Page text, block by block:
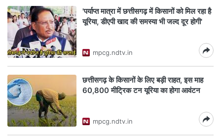
'पर्याप्त मात्रा में छत्तीसगढ़ में किसानों को मिल रहा है
यूरिया, डीएपी खाद की समस्या भी जल्द दूर होगी'
mpcg.ndtv.in
छत्तीसगढ़ के किसानों के लिए बड़ी राहत, इस माह
60,800 मीट्रिक टन यूरिया का होगा आवंटन
mpcg.ndtv.in